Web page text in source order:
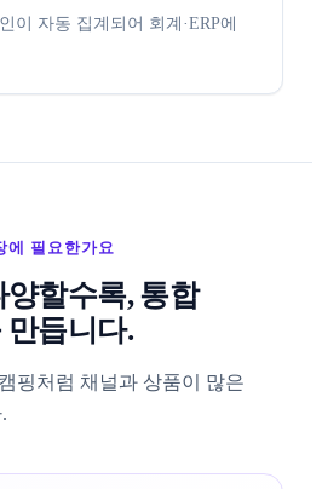
이 자동 집계되어 회계·ERP에
에 필요한가요
할수록, 통합
만듭니다.
핑처럼 채널과 상품이 많은